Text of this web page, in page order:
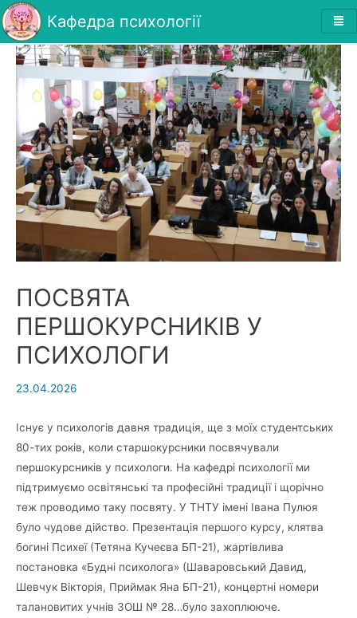
Кафедра психології
ПОСВЯТА
ПЕРШОКУРСНИКІВ У
ПСИХОЛОГИ
23.04.2026
Існує у психологів давня традиція, ще з моїх студентських
80-тих років, коли старшокурсники посвячували
першокурсників у психологи. На кафедрі психології ми
підтримуємо освітянські та професійні традиції і щорічно
теж проводимо таку посвяту. У ТНТУ імені Івана Пулюя
було чудове дійство. Презентація першого курсу, клятва
богині Психеї (Тетяна Кучеєва БП-21), жартівлива
постановка «Будні психолога» (Шаваровський Давид,
Шевчук Вікторія, Приймак Яна БП-21), концертні номери
талановитих учнів ЗОШ № 28…було захоплююче.